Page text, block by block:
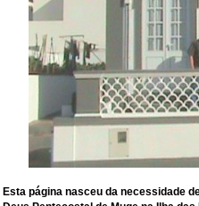
Esta página nasceu da necessidade